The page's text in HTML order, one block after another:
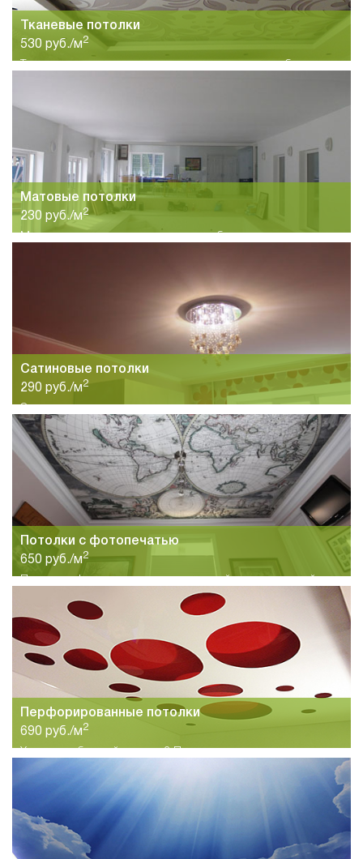
Тканевые потолки
530 руб./м 2
Матовые потолки
230 руб./м 2
Сатиновые потолки
290 руб./м 2
подчеркнут интерьер любого помещения. Красота и
качество потолков по привлекательной цене.
Потолки с фотопечатью
650 руб./м 2
комнаты. Большой выбор вариантов изображений на
Перфорированные потолки
690 руб./м 2
перфорированные потолки. Дизайн любой сложности в
короткие сроки.